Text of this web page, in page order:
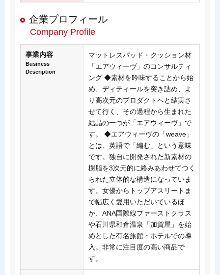
企業プロフィール
Company Profile
事業内容
Business
Description
マットレスパッド・クッション材
「エアウィーヴ」のコンサルティ
ング ◆素材を吟味することから始
め、ディティールを突き詰め、よ
り高次元のプロダクトへと結実さ
せて行く、その過程から生まれた
結晶の一つが「エアウィーヴ」で
す。 ◆エアウィーヴの「weave」
とは、英語で「編む」という意味
です。独自に開発された新素材の
樹脂を3次元的に絡みあわせてつく
られた立体的な構造になっていま
す。女優からトップアスリートま
で幅広く愛用いただいているほ
か、ANA国際線ファーストクラス
や石川県和倉温泉「加賀屋」を始
めとした有名旅館・ホテルでの導
入。非常に注目度の高い商品で
す。